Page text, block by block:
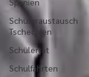
Schüleraustausch
Tschechien
Schülerrat
Schulfahrten